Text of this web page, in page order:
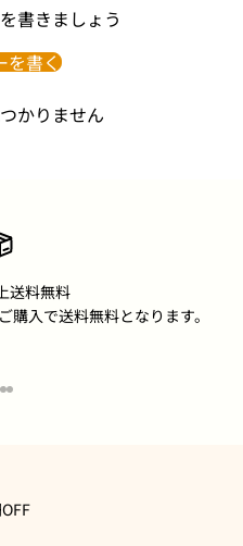
書きましょう
を書く
かりません
送料無料
入で送料無料となります。
Error: Missing interpolation
Error: Missing interpolation
I18n Error: Missing interpolation
I18n Error: Missing interpolation